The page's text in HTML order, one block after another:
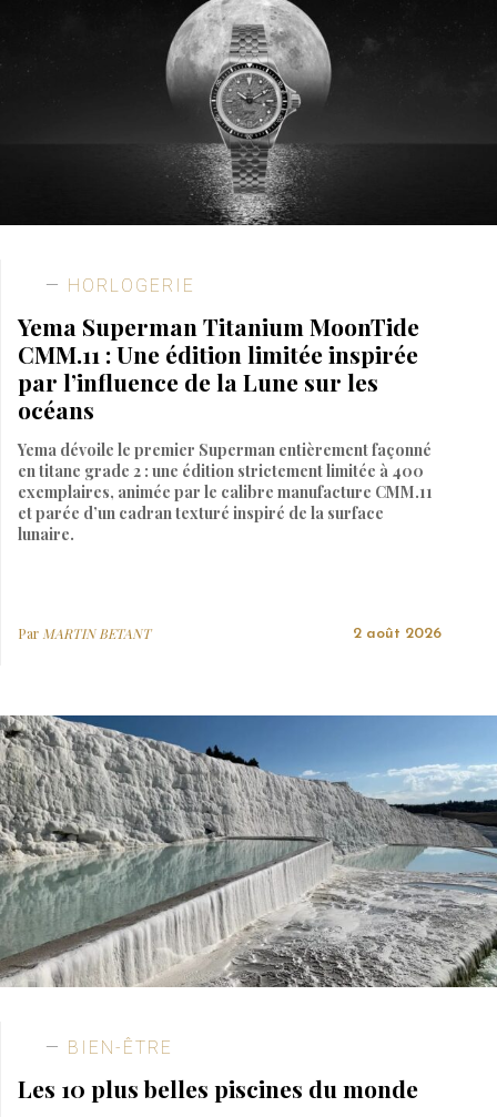
HORLOGERIE
Yema Superman Titanium MoonTide
CMM.11 : Une édition limitée inspirée
par l’influence de la Lune sur les
océans
Yema dévoile le premier Superman entièrement façonné
en titane grade 2 : une édition strictement limitée à 400
exemplaires, animée par le calibre manufacture CMM.11
et parée d’un cadran texturé inspiré de la surface
lunaire.
ParMARTIN BETANT 2 août 2026
BIEN-ÊTRE
Les 10 plus belles piscines du monde